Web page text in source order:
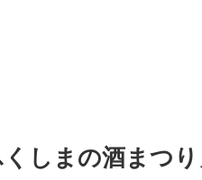
しまの酒まつ